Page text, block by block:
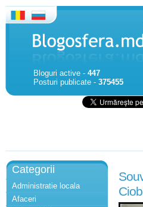
Bloguri active - 447
Posturi publicate - 375455
Categorii
Administratie locala
Afaceri